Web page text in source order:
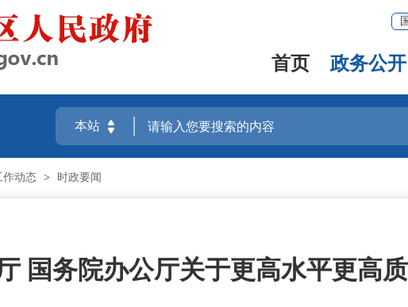
首页 政务公开
作动态 > 时政要闻
国务院办公厅关于更高水平更高